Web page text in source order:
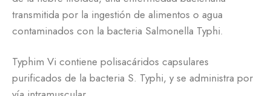
transmitida por la ingestión de alimentos o agua
contaminados con la bacteria Salmonella Typhi.
Typhim Vi contiene polisacáridos capsulares
purificados de la bacteria S. Typhi, y se administra por